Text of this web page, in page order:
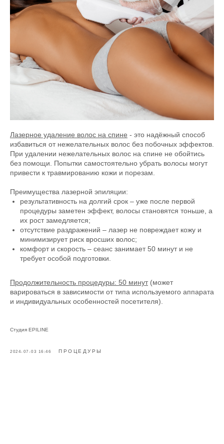
Лазерное удаление волос на спине - это надёжный способ
избавиться от нежелательных волос без побочных эффектов.
При удалении нежелательных волос на спине не обойтись
без помощи. Попытки самостоятельно убрать волосы могут
привести к травмированию кожи и порезам.
Преимущества лазерной эпиляции:
результативность на долгий срок – уже после первой
процедуры заметен эффект, волосы становятся тоньше, а
их рост замедляется;
отсутствие раздражений – лазер не повреждает кожу и
минимизирует риск вросших волос;
комфорт и скорость – сеанс занимает 50 минут и не
требует особой подготовки.
Продолжительность процедуры: 50 минут(может
варироваться в зависимости от типа используемого аппарата
и индивидуальных особенностей посетителя).
Студия EPILINE
2024-07-03 16:46 ПРОЦЕДУРЫ